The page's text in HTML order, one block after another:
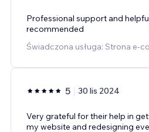
Professional support and
recommended
Świadczona usługa: Strona e-
5 30 lis 2024
Very grateful for their help in
my website and redesigning